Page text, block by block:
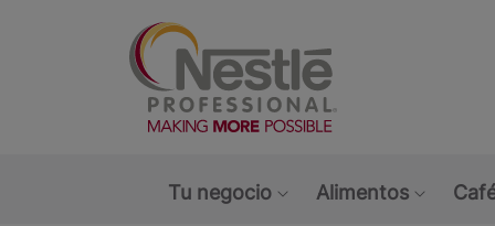
Tu negocio
Show submenu: Tu
Alimentos
Show